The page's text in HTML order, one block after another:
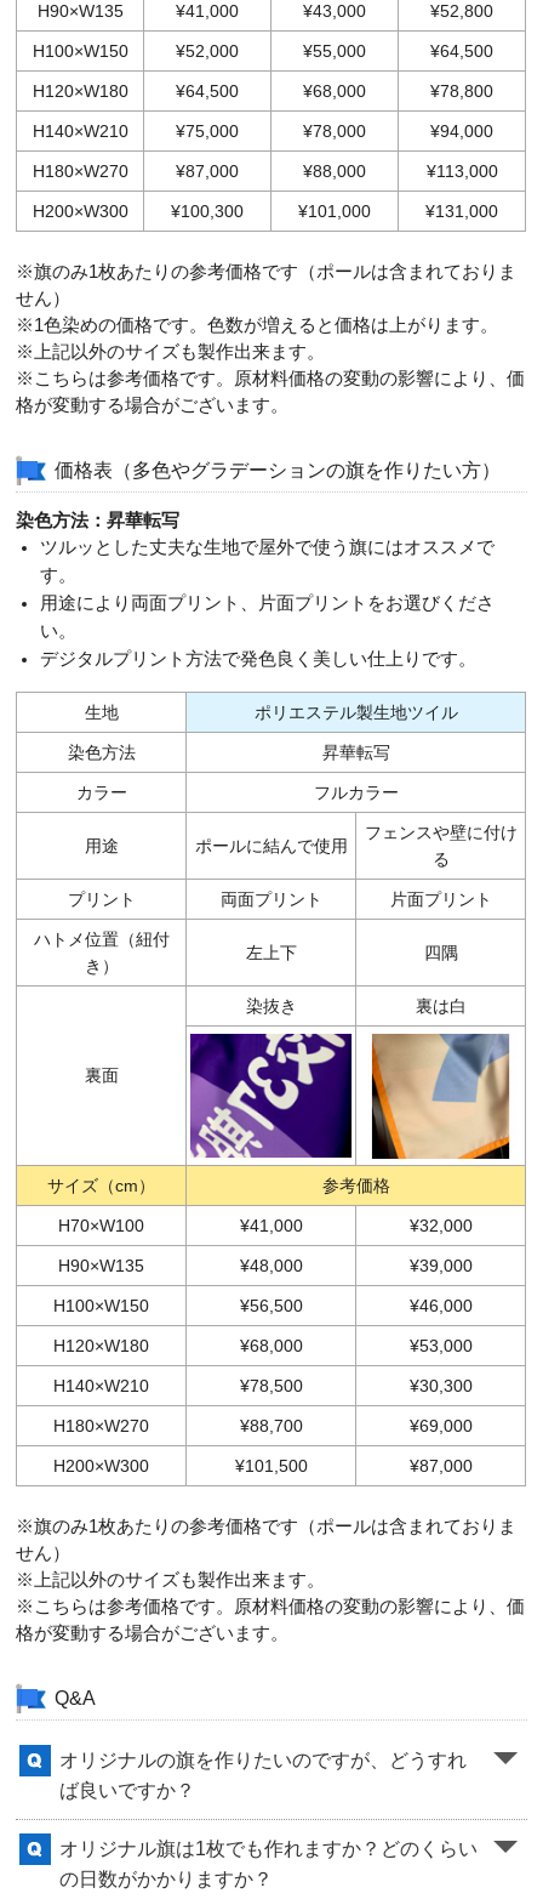
H90×W135 ¥41,000 ¥43,000 ¥52,800
H100×W150 ¥52,000 ¥55,000 ¥64,500
H120×W180 ¥64,500 ¥68,000 ¥78,800
H140×W210 ¥75,000 ¥78,000 ¥94,000
H180×W270 ¥87,000 ¥88,000 ¥113,000
H200×W300 ¥100,300 ¥101,000 ¥131,000
※旗のみ1枚あたりの参考価格です（ポールは含まれておりま
せん）
※1色染めの価格です。色数が増えると価格は上がります。
※上記以外のサイズも製作出来ます。
※こちらは参考価格です。原材料価格の変動の影響により、価
格が変動する場合がございます。
価格表（多色やグラデーションの旗を作りたい方）
染色方法：昇華転写
ツルッとした丈夫な生地で屋外で使う旗にはオススメで
す。
用途により両面プリント、片面プリントをお選びくださ
い。
デジタルプリント方法で発色良く美しい仕上りです。
生地 ポリエステル製生地ツイル
染色方法 昇華転写
カラー フルカラー
用途 ポールに結んで使用
フェンスや壁に付け
る
プリント 両面プリント 片面プリント
ハトメ位置（紐付
き）
左上下 四隅
裏面
染抜き 裏は白
サイズ（cm） 参考価格
H70×W100 ¥41,000 ¥32,000
H90×W135 ¥48,000 ¥39,000
H100×W150 ¥56,500 ¥46,000
H120×W180 ¥68,000 ¥53,000
H140×W210 ¥78,500 ¥30,300
H180×W270 ¥88,700 ¥69,000
H200×W300 ¥101,500 ¥87,000
※旗のみ1枚あたりの参考価格です（ポールは含まれておりま
せん）
※上記以外のサイズも製作出来ます。
※こちらは参考価格です。原材料価格の変動の影響により、価
格が変動する場合がございます。
Q&A
オリジナルの旗を作りたいのですが、どうすれ
ば良いですか？
オリジナル旗は1枚でも作れますか？どのくらい
の日数がかかりますか？